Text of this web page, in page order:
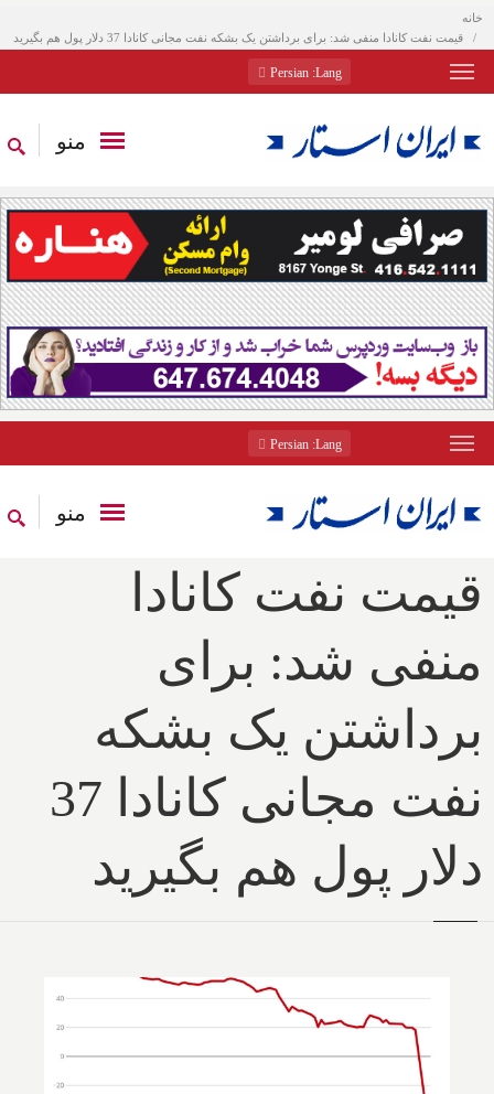
خانه
قیمت نفت کانادا منفی شد: برای برداشتن یک بشکه نفت مجانی کانادا 37 دلار پول هم بگیرید
Lang
: Persian
منو
Lang
: Persian
منو
قیمت نفت کانادا
منفی شد: برای
برداشتن یک بشکه
نفت مجانی کانادا 37
دلار پول هم بگیرید